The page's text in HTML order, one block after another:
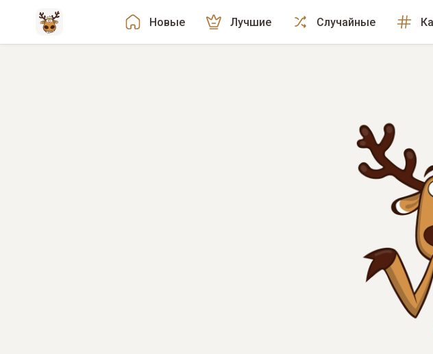
Новые Лучшие Случайные